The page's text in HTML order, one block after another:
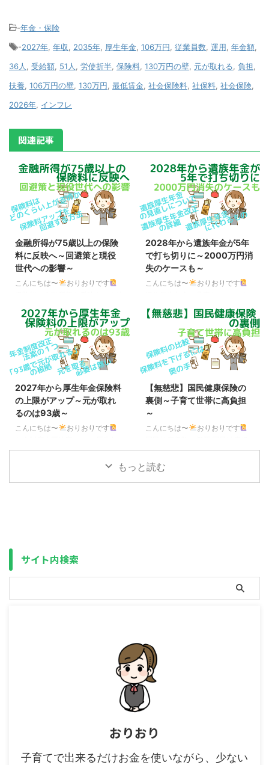
-年金・保険
-2027年 年収 2035年 厚生年金 106万円 従業員数 運用 年金額
36人
受給額 51人 労使折半 保険料 130万円の壁 元が取れる 負担
扶養 106万円の壁 130万円 最低賃金 社会保険料 社保料 社会保険
2026年 インフレ
関連記事
金融所得が75歳以上の保険
料に反映へ～回避策と現役
世代への影響～
こんにちは〜
おりおりです
組み 先日、「金融所得の保険料
反映」に関わる、健康保険法など
の改正案の概要が判明しました。
その内容は、金融機関に対し、上
場株式の配当などを支払った報告
書を自治体が運営する後期高齢者
医療制度（75歳以上の人は全員
が加入）の保険者に提出すること
を義務づける、というものです。
これにより、今までは特定口座で
発生した利益を確定申告せず、源
合、保険料の計算には含まれてい
なかった（税金のみで済んでい
2028年から遺族年金が5年
で打ち切りに～2000万円消
失のケースも～
こんにちは〜
おりおりです
大手メディアではあまり取り上げ
られていませんが、SNSでは遺族
年金の改正（大改悪？）が話題で
持ちきりになっています。 さら
に、遺族年金の総受給額が2000
万円近く減る、というケースが週
す。 遺族厚生年金改正の対象者
は限定的 結論から言うと、影響
がある人自体、かなり限られてい
ます。 ポイント ・現在、27～37
40歳未満）の女性 ⇒ 不利
に （年収850万円以上の場合は
除く） ...
2027年から厚生年金保険料
の上限がアップ～元が取れ
るのは93歳～
こんにちは〜
おりおりです
金保険料と言えば、国民年金の補
填に使われるというのが話題にな
定以上の月収のある方に、賃金に
【無慈悲】国民健康保険の
裏側～子育て世帯に高負担
～
こんにちは〜
おりおりです
険とは、他の医療保険制度（被用
者保険、後期高齢者医療制度）に
す。 ややこしいですが、「健康
もっと読む
サイト内検索
おりおり
子育てで出来るだけお金を使いながら、少ない